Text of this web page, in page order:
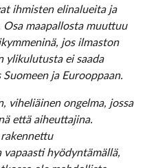
ihmisten elinalueita ja
maapallosta muuttuu
jos ilmaston
ylikulutusta ei saada
ja Eurooppaan.
viheliäinen ongelma, jossa
että aiheuttajina.
hyödyntämällä,